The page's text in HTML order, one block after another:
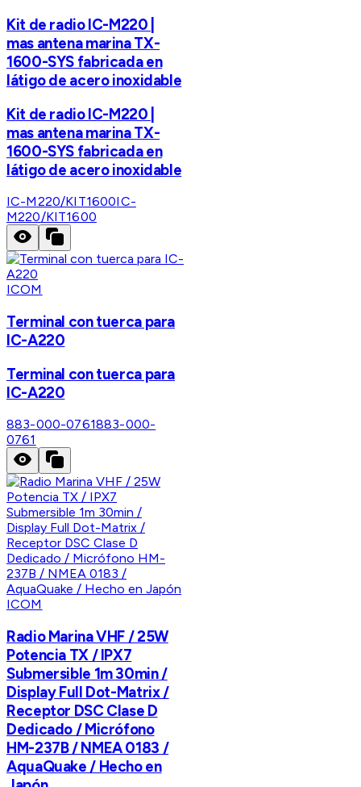
Kit de radio IC-M220 |
mas antena marina TX-
1600-SYS fabricada en
látigo de acero inoxidable
Kit de radio IC-M220 |
mas antena marina TX-
1600-SYS fabricada en
látigo de acero inoxidable
IC-M220/KIT1600IC-
M220/KIT1600
ICOM
Terminal con tuerca para
IC-A220
Terminal con tuerca para
IC-A220
883-000-0761883-000-
0761
ICOM
Radio Marina VHF / 25W
Potencia TX / IPX7
Submersible 1m 30min /
Display Full Dot-Matrix /
Receptor DSC Clase D
Dedicado / Micrófono
HM-237B / NMEA 0183 /
AquaQuake / Hecho en